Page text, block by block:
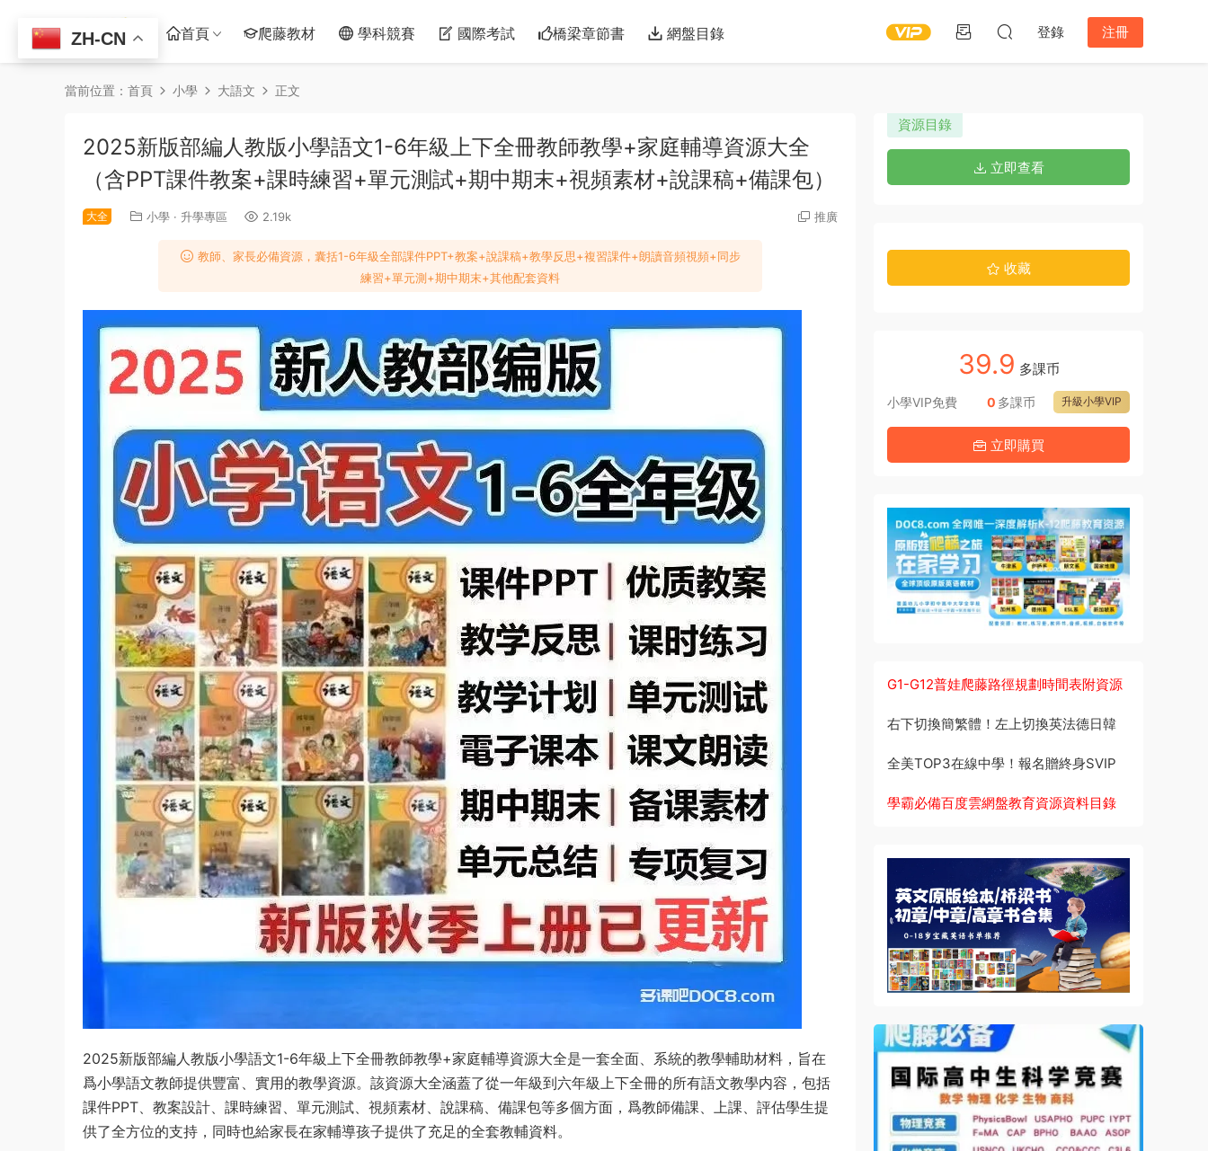
首頁 爬藤教材 學科競賽 國際考試 橋梁章節書 網盤目錄 登錄 注冊
當前位置： 首頁 小學 大語文 正文
2025新版部編人教版小學語文1-6年級上下全冊教師教學+家庭輔導資源大全
（含PPT課件教案+課時練習+單元測試+期中期末+視頻素材+說課稿+備課包）
大全 小學 · 升學專區 2.19k 推廣
教師、家長必備資源，囊括1-6年級全部課件PPT+教案+說課稿+教學反思+複習課件+朗讀音頻視頻+同步
練習+單元測+期中期末+其他配套資料
2025新版部編人教版小學語文1-6年級上下全冊教師教學+家庭輔導資源大全是一套全面、系統的教學輔助材料，旨在
爲小學語文教師提供豐富、實用的教學資源。該資源大全涵蓋了從一年級到六年級上下全冊的所有語文教學内容，包括
課件PPT、教案設計、課時練習、單元測試、視頻素材、說課稿、備課包等多個方面，爲教師備課、上課、評估學生提
供了全方位的支持，同時也給家長在家輔導孩子提供了充足的全套教輔資料。
資源目錄
立即查看
收藏
39.9 多課币
小學VIP免費 升級小學VIP
0 多課币
立即購買
G1-G12普娃爬藤路徑規劃時間表附資源
右下切換簡繁體！左上切換英法德日韓
全美TOP3在線中學！報名贈終身SVIP
學霸必備百度雲網盤教育資源資料目錄
ZH-CN